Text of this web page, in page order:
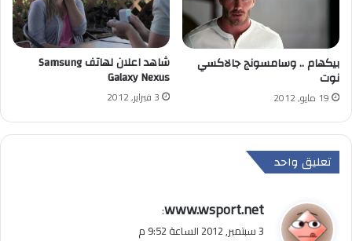
بيكهام .. وسامسونج جالاكسي
نوت
19 مايو, 2012
شاهد اعلان لهاتف Samsung
Galaxy Nexus
3 فبراير, 2012
تعليق واحد
ي
ق
www.wsport.net
:
3 سبتمبر, 2012 الساعة 9:52 م